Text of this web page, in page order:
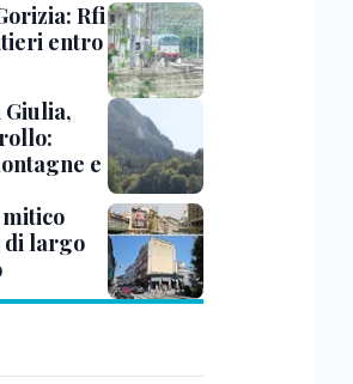
Rfi
entro
e
di largo